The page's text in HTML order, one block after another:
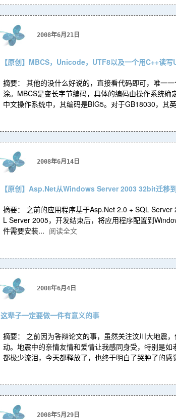
2008年6月21日
【原创】MBCS，Unicode，UTF8以及一个用C++读
摘要： 其他的没什么好说的，直接看代码即可，唯一
涂。MBCS是变长字节编码，具体的编码由操作系统
中文操作系统中，其编码是BIG5。对于GB18030，其
2008年6月14日
【原创】Asp.Net从Windows Server 2003 32bit迁
摘要： 之前的应用程序基于Asp.Net 2.0 + SQL
L Server 2005，开发结束后，将应用程序配置到
件需要安装... 阅读全文
2008年6月4日
这辈子一定要做一件有意义的事
摘要： 之前因为答辩论文的事，虽然关注汶川大地震
动。地震中的亲情友情和爱情让我感同身受，特别是
都极少流泪，今天都释放了，也终于明白了哭肿了的感
2008年5月29日